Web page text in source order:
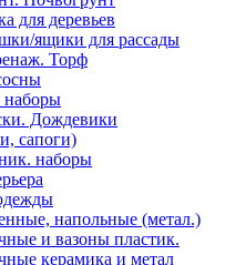
для деревьев
ящики для рассады
Торф
наборы
Дождевики
сапоги)
наборы
напольные (метал.)
и вазоны пластик.
керамика и метал